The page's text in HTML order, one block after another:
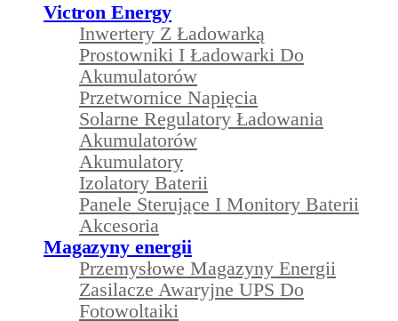
Victron Energy
Inwertery Z Ładowarką
Prostowniki I Ładowarki Do
Akumulatorów
Przetwornice Napięcia
Solarne Regulatory Ładowania
Akumulatorów
Akumulatory
Izolatory Baterii
Panele Sterujące I Monitory Baterii
Akcesoria
Magazyny energii
Przemysłowe Magazyny Energii
Zasilacze Awaryjne UPS Do
Fotowoltaiki